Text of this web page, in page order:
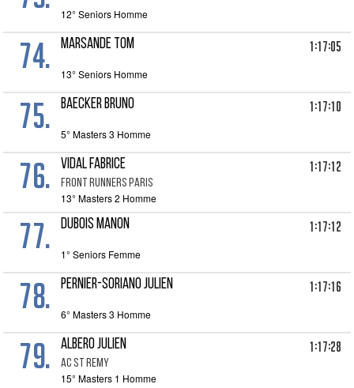
12° Seniors Homme
74. MARSANDE TOM 1:17:05
13° Seniors Homme
75. BAECKER BRUNO 1:17:10
5° Masters 3 Homme
76. VIDAL FABRICE
FRONT RUNNERS PARIS
1:17:12
13° Masters 2 Homme
77. DUBOIS MANON 1:17:12
1° Seniors Femme
78. PERNIER-SORIANO JULIEN 1:17:16
6° Masters 3 Homme
79. ALBERO JULIEN
AC ST REMY
1:17:28
15° Masters 1 Homme